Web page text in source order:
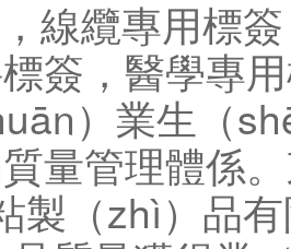
，線纜專用標
簽，醫學專
）業生（
量管理體係
製（zhì）品